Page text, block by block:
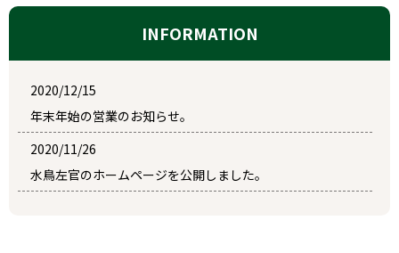
INFORMATION
2020/12/15
年末年始の営業のお知らせ。
2020/11/26
水鳥左官のホームページを公開しました。